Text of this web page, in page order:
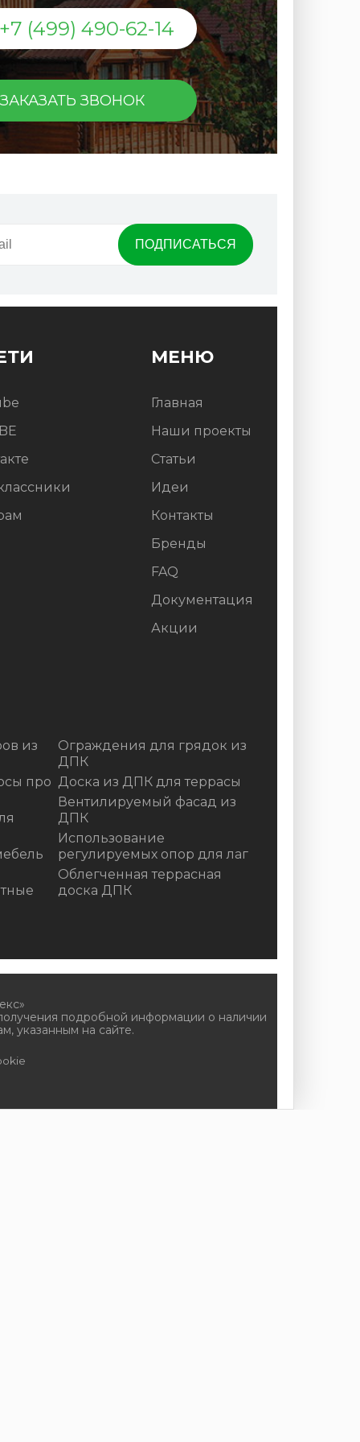
+7 (499) 490-62-14
ЗАКАЗАТЬ ЗВОНОК
МЕНЮ
Главная
Наши проекты
Статьи
Идеи
Контакты
Бренды
FAQ
Документация
Акции
из
про
Ограждения для грядок из
ДПК
Доска из ДПК для террасы
Вентилируемый фасад из
ДПК
Использование
регулируемых опор для лаг
Облегченная террасная
доска ДПК
подробной информации о наличии
указанным на сайте.